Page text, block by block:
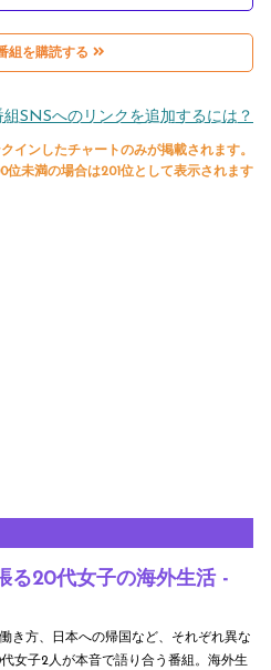
る20代女子の海外生活 -
き方、日本への帰国など、それぞれ異な
女子2人が本音で語り合う番組。海外生
組を購読する
SNSへのリンクを追加するには？
インしたチャートのみが掲載されます。
位未満の場合は201位として表示されます